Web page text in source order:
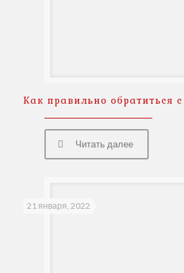
Как правильно обратиться
Читать далее
21 января, 2022